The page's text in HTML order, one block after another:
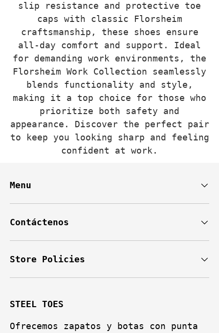
slip resistance and protective toe
caps with classic Florsheim
craftsmanship, these shoes ensure
all-day comfort and support. Ideal
for demanding work environments, the
Florsheim Work Collection seamlessly
blends functionality and style,
making it a top choice for those who
prioritize both safety and
appearance. Discover the perfect pair
to keep you looking sharp and feeling
confident at work.
Menu
Contáctenos
Store Policies
STEEL TOES
Ofrecemos zapatos y botas con punta